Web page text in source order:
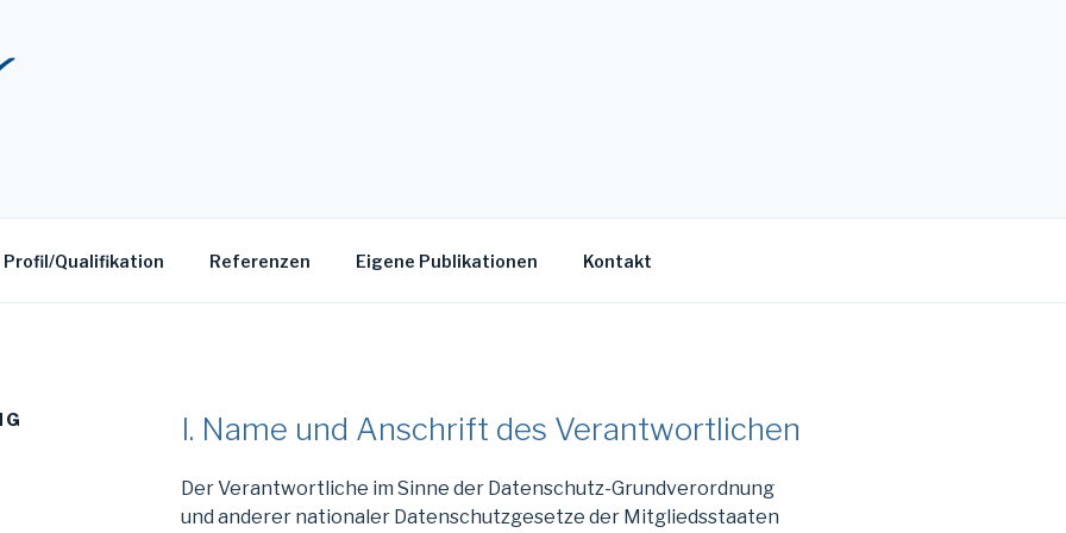
Profil/Qualifikation Referenzen Eigene Publikationen Kontakt
I. Name und Anschrift des Verantwortlichen
Der Verantwortliche im Sinne der Datenschutz-Grundverordnung
und anderer nationaler Datenschutzgesetze der Mitgliedsstaaten